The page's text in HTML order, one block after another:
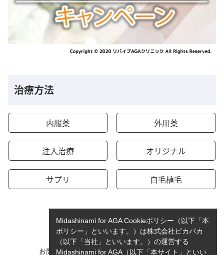
治療方法
内服薬 外用薬
注入治療 オリジナル
サプリ 自毛植毛
お問い合わせ 運営者情報
Midashinami for AGA Cookieポリシー（以下「本
ポリシー」といいます。）は株式会社ピカパカ
（以下「当社」といいます。）の運営する
Midashinami for AGA（以下「本サイト」といい